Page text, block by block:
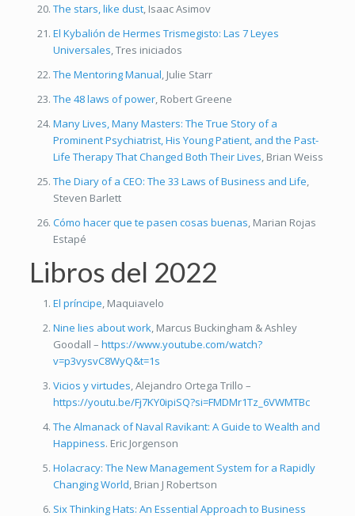
The stars, like dust, Isaac Asimov
El Kybalión de Hermes Trismegisto: Las 7 Leyes
Universales , Tres iniciados
The Mentoring Manual , Julie Starr
The 48 laws of power, Robert Greene
Many Lives, Many Masters: The True Story of a
Prominent Psychiatrist, His Young Patient, and the Past-
Life Therapy That Changed Both Their Lives , Brian Weiss
The Diary of a CEO: The 33 Laws of Business and Life
Steven Barlett
Cómo hacer que te pasen cosas buenas , Marian Rojas
Estapé
Libros del 2022
El príncipe , Maquiavelo
Nine lies about work , Marcus Buckingham & Ashley
Goodall – https://www.youtube.com/watch?
v=p3vysvC8WyQ&t=1s
Vicios y virtudes , Alejandro Ortega Trillo –
https://youtu.be/Fj7KY0ipiSQ?si=FMDMr1Tz_6VWMTBc
The Almanack of Naval Ravikant: A Guide to Wealth and
Happiness. Eric Jorgenson
Holacracy: The New Management System for a Rapidly
Changing World , Brian J Robertson
Six Thinking Hats: An Essential Approach to Business